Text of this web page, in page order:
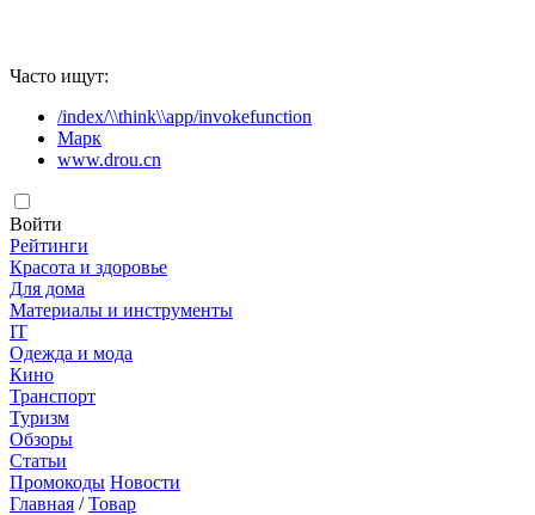
Часто ищут:
/index/\\think\\app/invokefunction
Марк
www.drou.cn
Войти
Рейтинги
Красота и здоровье
Для дома
Материалы и инструменты
IT
Одежда и мода
Кино
Транспорт
Туризм
Обзоры
Статьи
Промокоды Новости
Главная /Товар